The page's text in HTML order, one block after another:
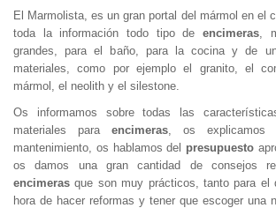
El Marmolista, es un gran portal del mármol en el
toda la información todo tipo de encimeras,
grandes, para el baño, para la cocina y de
materiales, como por ejemplo el granito, el
mármol, el neolith y el silestone.
Os informamos sobre todas las
materiales para encimeras, os explicamos
mantenimiento, os hablamos del presupuesto
os damos una gran cantidad de consejos
encimeras que son muy prácticos, tanto para
hora de hacer reformas y tener que escoger una